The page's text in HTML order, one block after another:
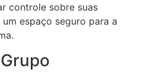
controle sobre suas
espaço seguro para a